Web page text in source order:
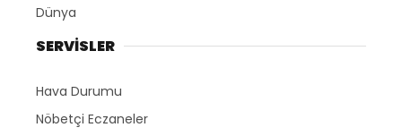
Dünya
SERVİSLER
Hava Durumu
Nöbetçi Eczaneler